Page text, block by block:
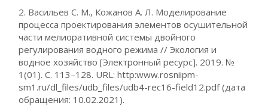
2. Васильев С. М., Кожанов А. Л. Моделирование
процесса проектирования элементов осушительной
части мелиоративной системы двойного
регулирования водного режима // Экология и
водное хозяйство [Электронный ресурс]. 2019. №
1(01). С. 113–128. URL: http:www.rosniipm-
sm1.ru/dl_files/udb_files/udb4-rec16-field12.pdf (дата
обращения: 10.02.2021).